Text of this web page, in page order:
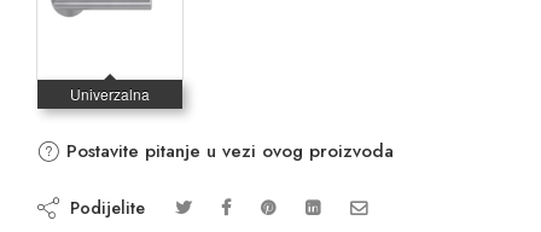
Postavite pitanje u vezi ovog proizvoda
Podijelite